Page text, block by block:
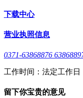
下载中心
营业执照信息
0371-63868876
工作时间：法定工作日
留下你宝贵的意见